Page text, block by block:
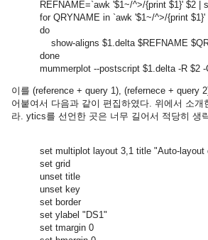
REFNAME=`awk '$1~/^>/{print $1}' $2 |
for QRYNAME in `awk '$1~/^>/{print
do
show-aligns $1.delta $REFNAME
done
mummerplot --postscript $1.delta -R $2
이를 (reference + query 1), (refernece + query
어붙여서 다음과 같이 편집하였다. 위에서 소
라. ytics를 선언한 곳은 너무 길어서 적당히 생
set multiplot layout 3,1 title "Auto-
set grid
unset title
unset key
set border
set ylabel "DS1"
set tmargin 0